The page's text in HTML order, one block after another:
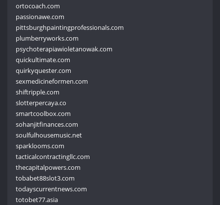
ortocoach.com
passionawe.com
pittsburghpaintingprofessionals.com
plumberryworks.com
psychoterapiawioletanowak.com
quickultimate.com
quirkyquester.com
sexmedicineformen.com
shiftripple.com
slotterpercaya.co
smartcoolbox.com
sohanjitfinances.com
soulfulhousemusic.net
sparklooms.com
tacticalcontractingllc.com
thecapitalpowers.com
tobabet88slot3.com
todayscurrentnews.com
totobet77.asia